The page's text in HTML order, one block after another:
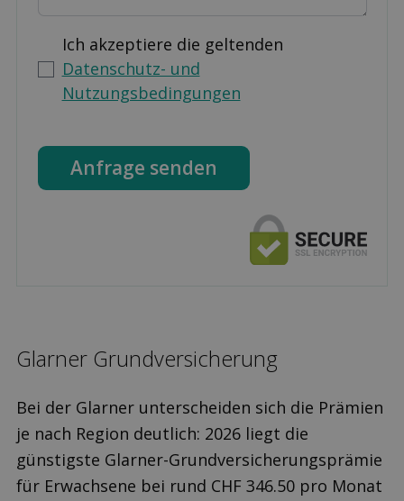
Ich akzeptiere die geltenden
Datenschutz- und
Nutzungsbedingungen
Anfrage senden
Glarner Grund­versicherung
Bei der Glarner unterscheiden sich die Prämien
je nach Region deutlich: 2026 liegt die
günstigste Glarner-Grundversicherungsprämie
für Erwachsene bei rund CHF 346.50 pro Monat